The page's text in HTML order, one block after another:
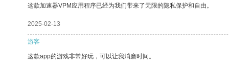
这款加速器VPM应用程序已经为我们带来了无限的隐私保护和自由。
2025-02-13
游客
这款app的游戏非常好玩，可以让我消磨时间。